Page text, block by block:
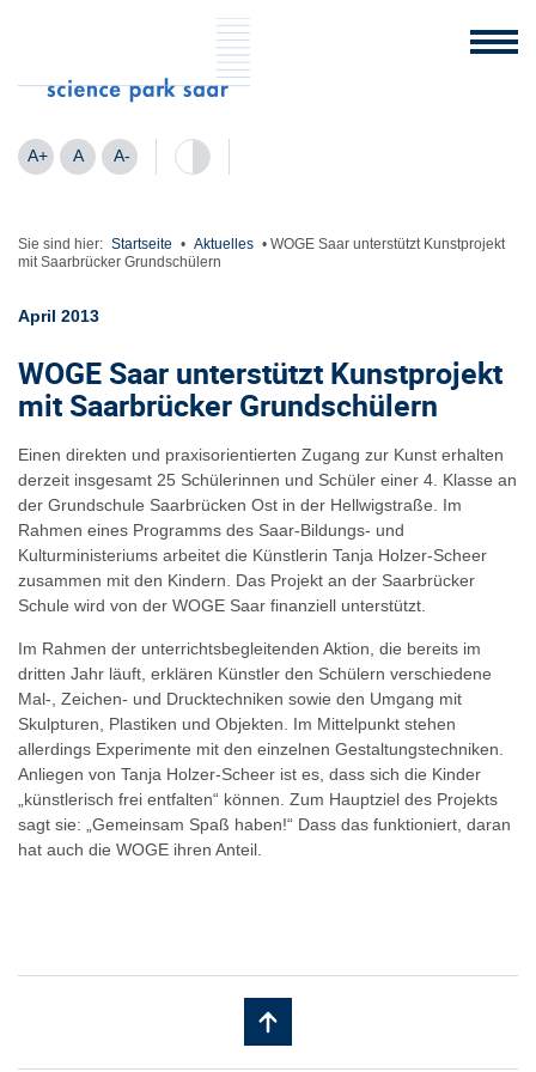
A+ A A-
Sie sind hier: Startseite • Aktuelles • WOGE Saar unterstützt Kunstprojekt
mit Saarbrücker Grundschülern
April 2013
WOGE Saar unterstützt Kunstprojekt
mit Saarbrücker Grundschülern
Einen direkten und praxisorientierten Zugang zur Kunst erhalten
derzeit insgesamt 25 Schülerinnen und Schüler einer 4. Klasse an
der Grundschule Saarbrücken Ost in der Hellwigstraße. Im
Rahmen eines Programms des Saar-Bildungs- und
Kulturministeriums arbeitet die Künstlerin Tanja Holzer-Scheer
zusammen mit den Kindern. Das Projekt an der Saarbrücker
Schule wird von der WOGE Saar finanziell unterstützt.
Im Rahmen der unterrichtsbegleitenden Aktion, die bereits im
dritten Jahr läuft, erklären Künstler den Schülern verschiedene
Mal-, Zeichen- und Drucktechniken sowie den Umgang mit
Skulpturen, Plastiken und Objekten. Im Mittelpunkt stehen
allerdings Experimente mit den einzelnen Gestaltungstechniken.
Anliegen von Tanja Holzer-Scheer ist es, dass sich die Kinder
„künstlerisch frei entfalten“ können. Zum Hauptziel des Projekts
sagt sie: „Gemeinsam Spaß haben!“ Dass das funktioniert, daran
hat auch die WOGE ihren Anteil.